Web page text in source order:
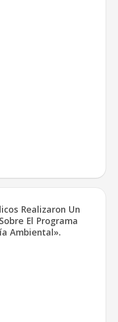
Realizaron Un
El Programa
Ambiental».